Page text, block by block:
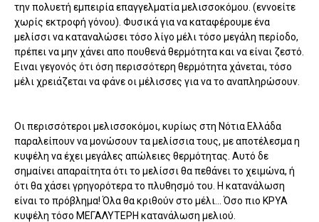
την πολυετή εμπειρία επαγγελματία μελισσοκόμου. (εννοείτε
χωρίς εκτροφή γόνου). Φυσικά για να καταφέρουμε ένα
μελίσσι να καταναλώσει τόσο λίγο μέλι τόσο μεγάλη περίοδο,
πρέπει να μην χάνει απο πουθενά θερμότητα και να είναι ζεστό.
Ειναι γεγονός ότι όση περισσότερη θερμότητα χάνεται, τόσο
μέλι χρειάζεται να φάνε οι μέλισσες για να το αναπληρώσουν.
Οι περισσότεροι μελισσοκόμοι, κυρίως στη Νότια Ελλάδα
παραλείπουν να μονώσουν τα μελίσσια τους, με αποτέλεσμα η
κυψέλη να έχει μεγάλες απώλειες θερμότητας. Αυτό δε
σημαίνει απαραίτητα ότι το μελίσσι θα πεθάνει το χειμώνα, ή
ότι θα χάσει γρηγορότερα το πλυθησμό του. Η κατανάλωση
είναι το πρόβλημα! Όλα θα κριθούν στο μέλι... Όσο πιο ΚΡΥΑ
κυψέλη τόσο ΜΕΓΑΛΥΤΕΡΗ κατανάλωση μελιού.